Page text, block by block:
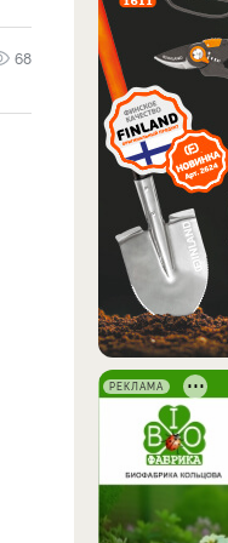
68
РЕКЛАМА